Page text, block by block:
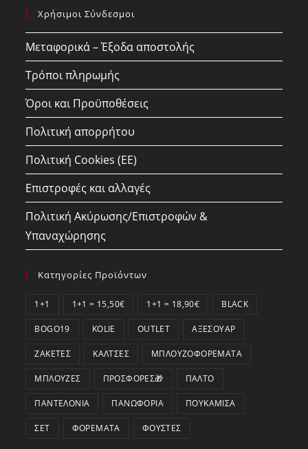
Χρήσιμοι Σύνδεσμοι
Μεταφορικά – Έξοδα αποστολής
Τρόποι πληρωμής
Όροι και Προϋποθέσεις
Πολιτική απορρήτου
Πολιτική Cookies (ΕΕ)
Επιστροφές και αλλαγές
Πολιτική Ακύρωσης/Επιστροφών &
Υπαναχώρησης
Κατηγορίες Προϊόντων
1+1 1+1 = 15,50€ 1+1 = 18,90€ BLACK
BOGO19 KOLIE OUTLET ΑΞΕΣΟΥΆΡ
ΖΑΚΈΤΕΣ ΚΆΛΤΣΕΣ ΜΠΛΟΥΖΟΦΟΡΈΜΑΤΑ
ΜΠΛΟΎΖΕΣ ΠΡΟΣΦΟΡΕΣ🎁 ΠΑΛΤΌ
ΠΑΝΤΕΛΌΝΙΑ ΠΑΝΩΦΌΡΙΑ ΠΟΥΚΆΜΙΣΑ
ΣΕΤ ΦΟΡΈΜΑΤΑ ΦΟΎΣΤΕΣ